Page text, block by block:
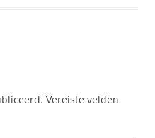
Vereiste velden